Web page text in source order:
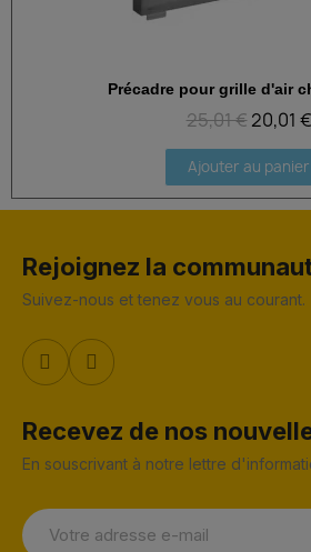
Aperçu rapide
Précadre pour grille d'air
25,01 € 20,01 €
Ajouter au panier
Rejoignez la
Suivez-nous et tenez vous au courant.
Recevez de nos
En souscrivant à notre lettre